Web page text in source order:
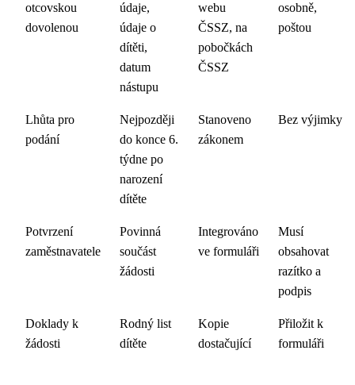
otcovskou
dovolenou
údaje,
údaje o
dítěti,
datum
nástupu
webu
ČSSZ, na
pobočkách
ČSSZ
osobně,
poštou
Lhůta pro
podání
Nejpozději
do konce 6.
týdne po
narození
dítěte
Stanoveno
zákonem
Bez výjimky
Potvrzení
zaměstnavatele
Povinná
součást
žádosti
Integrováno
ve formuláři
Musí
obsahovat
razítko a
podpis
Doklady k
žádosti
Rodný list
dítěte
Kopie
dostačující
Přiložit k
formuláři